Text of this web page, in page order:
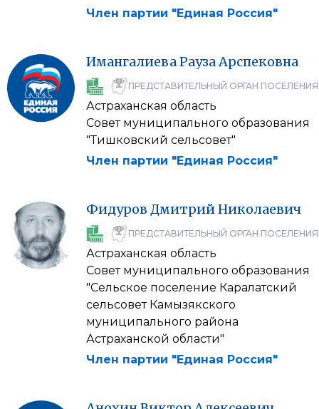
Член партии "Единая Россия"
ИмангалиеваРаузаАрспековна
ПРЕДСТАВИТЕЛЬНЫЙ ОРГАН ПОСЕЛЕНИЯ
Астраханская область
Совет муниципального образования
"Тишковский сельсовет"
Член партии "Единая Россия"
Фидуров ДмитрийНиколаевич
ПРЕДСТАВИТЕЛЬНЫЙ ОРГАН ПОСЕЛЕНИЯ
Астраханская область
Совет муниципального образования
"Сельское поселение Каралатский
сельсовет Камызякского
муниципального района
Астраханской области"
Член партии "Единая Россия"